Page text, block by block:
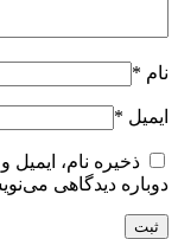
نام *
ایمیل *
ذخیره نام،
دوباره دیدگاهی